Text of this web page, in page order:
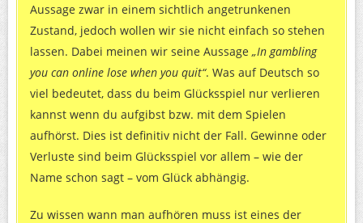
Aussage zwar in einem sichtlich angetrunkenen
Zustand, jedoch wollen wir sie nicht einfach so stehen
lassen. Dabei meinen wir seine Aussage „In gambling
you can online lose when you quit“. Was auf Deutsch so
viel bedeutet, dass du beim Glücksspiel nur verlieren
kannst wenn du aufgibst bzw. mit dem Spielen
aufhörst. Dies ist definitiv nicht der Fall. Gewinne oder
Verluste sind beim Glücksspiel vor allem – wie der
Name schon sagt – vom Glück abhängig.
Zu wissen wann man aufhören muss ist eines der